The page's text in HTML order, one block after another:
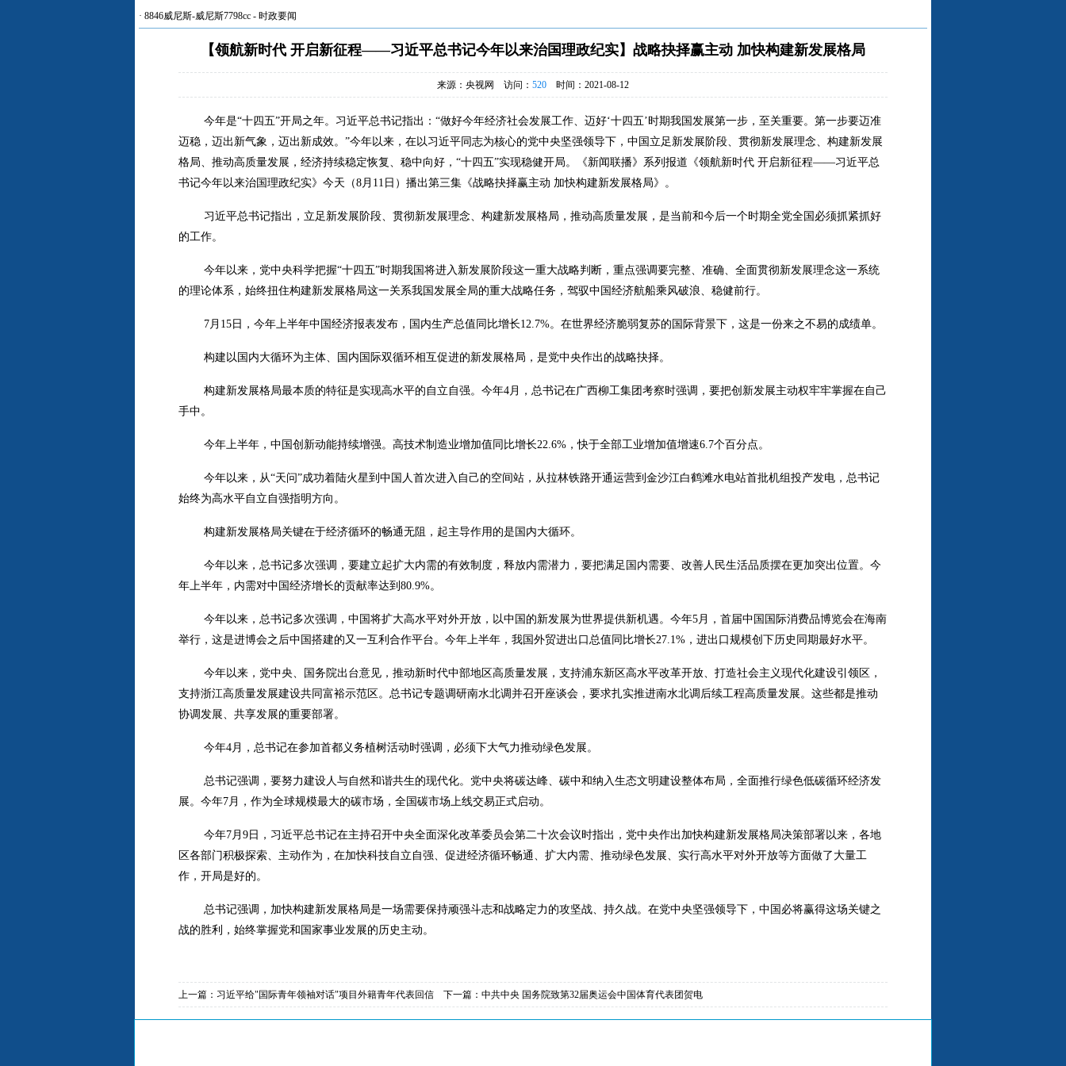
· 8846威尼斯-威尼斯7798cc - 时政要闻
【领航新时代 开启新征程——习近平总书记今年以来治国理政纪实】战略抉择赢主动 加快构建新发展格局
来源：央视网 访问： 520 时间：2021-08-12
今年是“十四五”开局之年。习近平总书记指出：“做好今年经济社会发展工作、迈好‘十四五’时期我国发展第一步，至关重要。第一步要迈准
迈稳，迈出新气象，迈出新成效。”今年以来，在以习近平同志为核心的党中央坚强领导下，中国立足新发展阶段、贯彻新发展理念、构建新发展
格局、推动高质量发展，经济持续稳定恢复、稳中向好，“十四五”实现稳健开局。《新闻联播》系列报道《领航新时代 开启新征程——习近平总
书记今年以来治国理政纪实》今天（8月11日）播出第三集《战略抉择赢主动 加快构建新发展格局》。
习近平总书记指出，立足新发展阶段、贯彻新发展理念、构建新发展格局，推动高质量发展，是当前和今后一个时期全党全国必须抓紧抓好
的工作。
今年以来，党中央科学把握“十四五”时期我国将进入新发展阶段这一重大战略判断，重点强调要完整、准确、全面贯彻新发展理念这一系统
的理论体系，始终扭住构建新发展格局这一关系我国发展全局的重大战略任务，驾驭中国经济航船乘风破浪、稳健前行。
7月15日，今年上半年中国经济报表发布，国内生产总值同比增长12.7%。在世界经济脆弱复苏的国际背景下，这是一份来之不易的成绩单。
构建以国内大循环为主体、国内国际双循环相互促进的新发展格局，是党中央作出的战略抉择。
构建新发展格局最本质的特征是实现高水平的自立自强。今年4月，总书记在广西柳工集团考察时强调，要把创新发展主动权牢牢掌握在自己
手中。
今年上半年，中国创新动能持续增强。高技术制造业增加值同比增长22.6%，快于全部工业增加值增速6.7个百分点。
今年以来，从“天问”成功着陆火星到中国人首次进入自己的空间站，从拉林铁路开通运营到金沙江白鹤滩水电站首批机组投产发电，总书记
始终为高水平自立自强指明方向。
构建新发展格局关键在于经济循环的畅通无阻，起主导作用的是国内大循环。
今年以来，总书记多次强调，要建立起扩大内需的有效制度，释放内需潜力，要把满足国内需要、改善人民生活品质摆在更加突出位置。今
年上半年，内需对中国经济增长的贡献率达到80.9%。
今年以来，总书记多次强调，中国将扩大高水平对外开放，以中国的新发展为世界提供新机遇。今年5月，首届中国国际消费品博览会在海南
举行，这是进博会之后中国搭建的又一互利合作平台。今年上半年，我国外贸进出口总值同比增长27.1%，进出口规模创下历史同期最好水平。
今年以来，党中央、国务院出台意见，推动新时代中部地区高质量发展，支持浦东新区高水平改革开放、打造社会主义现代化建设引领区，
支持浙江高质量发展建设共同富裕示范区。总书记专题调研南水北调并召开座谈会，要求扎实推进南水北调后续工程高质量发展。这些都是推动
协调发展、共享发展的重要部署。
今年4月，总书记在参加首都义务植树活动时强调，必须下大气力推动绿色发展。
总书记强调，要努力建设人与自然和谐共生的现代化。党中央将碳达峰、碳中和纳入生态文明建设整体布局，全面推行绿色低碳循环经济发
展。今年7月，作为全球规模最大的碳市场，全国碳市场上线交易正式启动。
今年7月9日，习近平总书记在主持召开中央全面深化改革委员会第二十次会议时指出，党中央作出加快构建新发展格局决策部署以来，各地
区各部门积极探索、主动作为，在加快科技自立自强、促进经济循环畅通、扩大内需、推动绿色发展、实行高水平对外开放等方面做了大量工
作，开局是好的。
总书记强调，加快构建新发展格局是一场需要保持顽强斗志和战略定力的攻坚战、持久战。在党中央坚强领导下，中国必将赢得这场关键之
战的胜利，始终掌握党和国家事业发展的历史主动。
上一篇： 习近平给"国际青年领袖对话"项目外籍青年代表回信 下一篇： 中共中央 国务院致第32届奥运会中国体育代表团贺电